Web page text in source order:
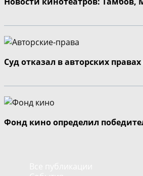
Суд отказал в авторских
Фонд кино определил